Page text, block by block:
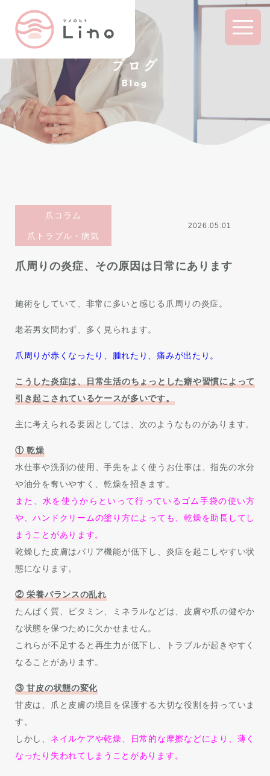
ブログ
Blog
爪コラム
爪トラブル・病気
2026.05.01
爪周りの炎症、その原因は日常にあります
施術をしていて、非常に多いと感じる爪周りの炎症。
老若男女問わず、多く見られます。
爪周りが赤くなったり、腫れたり、痛みが出たり。
こうした炎症は、日常生活のちょっとした癖や習慣によって
引き起こされているケースが多いです。
主に考えられる要因としては、次のようなものがあります。
① 乾燥
水仕事や洗剤の使用、手先をよく使うお仕事は、指先の水分
や油分を奪いやすく、乾燥を招きます。
また、水を使うからといって行っているゴム手袋の使い方
や、ハンドクリームの塗り方によっても、乾燥を助長してし
まうことがあります。
乾燥した皮膚はバリア機能が低下し、炎症を起こしやすい状
態になります。
② 栄養バランスの乱れ
たんぱく質、ビタミン、ミネラルなどは、皮膚や爪の健やか
な状態を保つために欠かせません。
これらが不足すると再生力が低下し、トラブルが起きやすく
なることがあります。
③ 甘皮の状態の変化
甘皮は、爪と皮膚の境目を保護する大切な役割を持っていま
す。
しかし、 ネイルケアや乾燥、日常的な摩擦などにより、薄く
なったり失われてしまうことがあります。